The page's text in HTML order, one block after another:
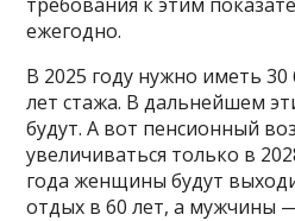
ежегодно.
В 2025 году нужно иметь
лет стажа. В дальнейшем
будут. А вот пенсионный
увеличиваться только в
года женщины будут
отдых в 60 лет, а мужчины